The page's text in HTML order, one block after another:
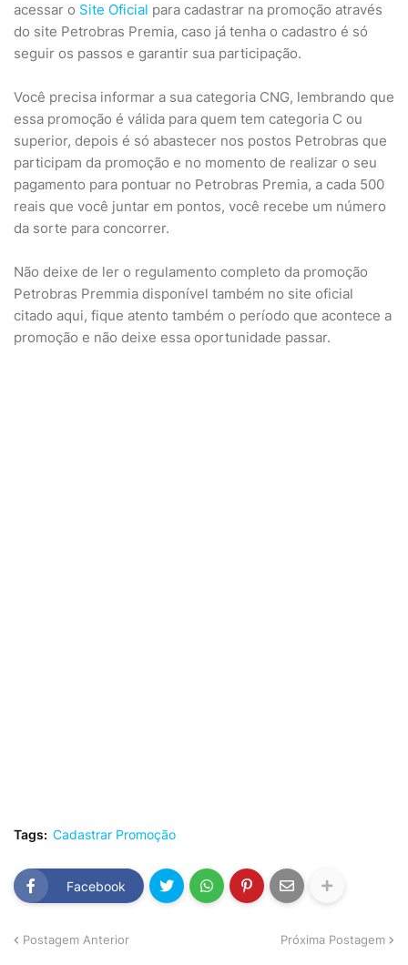
acessar o Site Oficial para cadastrar na promoção através
do site Petrobras Premia, caso já tenha o cadastro é só
seguir os passos e garantir sua participação.
Você precisa informar a sua categoria CNG, lembrando que
essa promoção é válida para quem tem categoria C ou
superior, depois é só abastecer nos postos Petrobras que
participam da promoção e no momento de realizar o seu
pagamento para pontuar no Petrobras Premia, a cada 500
reais que você juntar em pontos, você recebe um número
da sorte para concorrer.
Não deixe de ler o regulamento completo da promoção
Petrobras Premmia disponível também no site oficial
citado aqui, fique atento também o período que acontece a
promoção e não deixe essa oportunidade passar.
Tags: Cadastrar Promoção
Facebook
Postagem Anterior Próxima Postagem